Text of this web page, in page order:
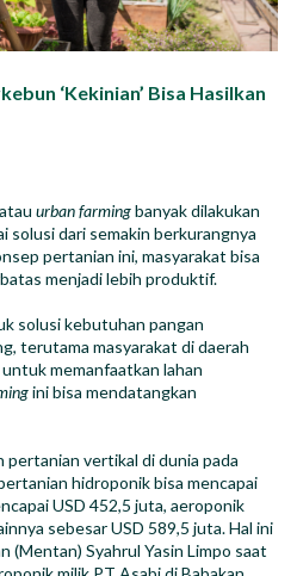
Media
EN
‘Kekinian’ Bisa Hasilkan
urban farmingbanyak dilakukan
solusi dari semakin berkurangnya
pertanian ini, masyarakat bisa
menjadi lebih produktif.
solusi kebutuhan pangan
terutama masyarakat di daerah
memanfaatkan lahan
ini bisa mendatangkan
vertikal di dunia pada
hidroponik bisa mencapai
USD 452,5 juta, aeroponik
sebesar USD 589,5 juta. Hal ini
(Mentan) Syahrul Yasin Limpo saat